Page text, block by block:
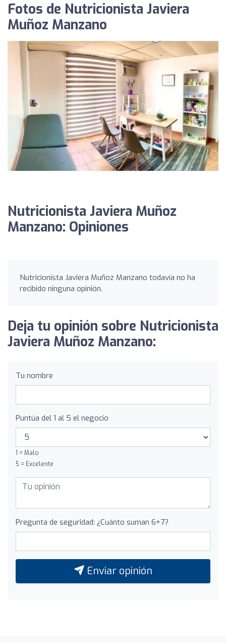
Fotos de Nutricionista Javiera
Muñoz Manzano
Nutricionista Javiera Muñoz
Manzano: Opiniones
Nutricionista Javiera Muñoz Manzano todavía no ha
recibido ninguna opinión.
Deja tu opinión sobre Nutricionista
Javiera Muñoz Manzano:
Tu nombre
Puntúa del 1 al 5 el negocio
1 = Malo
5 = Excelente
Pregunta de seguridad: ¿Cuánto suman 6+7?
Enviar opinión